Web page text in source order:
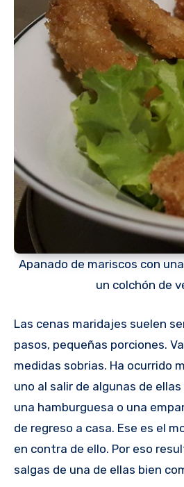
Apanado de mariscos con
un colchón de
Las cenas maridajes suelen ser frugales. Muchos
pasos, pequeñas porciones.
medidas sobrias. Ha ocurrido
uno al salir de algunas de
una hamburguesa o una
de regreso a casa. Ese es el
en contra de ello. Por eso
salgas de una de ellas bien